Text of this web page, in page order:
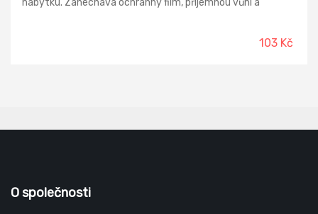
nábytku. Zanechává ochranný film, příjemnou vůni a
103 Kč
O společnosti